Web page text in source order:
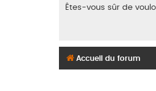
Êtes-vous sûr de
Accueil du forum